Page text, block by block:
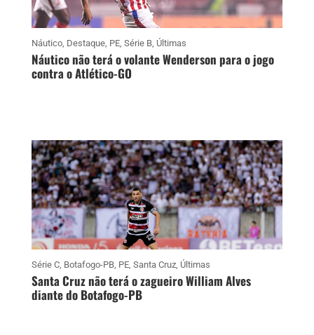
Náutico, Destaque, PE, Série B, Últimas
Náutico não terá o volante Wenderson para o jogo
contra o Atlético-GO
Série C, Botafogo-PB, PE, Santa Cruz, Últimas
Santa Cruz não terá o zagueiro William Alves
diante do Botafogo-PB